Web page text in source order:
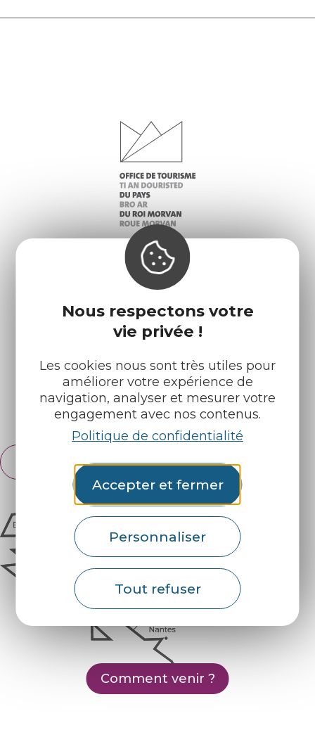
Nous respectons votre
vie privée !
Les cookies nous sont très utiles pour
améliorer votre expérience de
navigation, analyser et mesurer votre
engagement avec nos contenus.
Politique de confidentialité
Accepter et fermer
Personnaliser
Tout refuser
Infos pratiques
Nos brochures
Retrouvez-nous sur :
Espace pro Partenaires
Français
English
Comment venir ?